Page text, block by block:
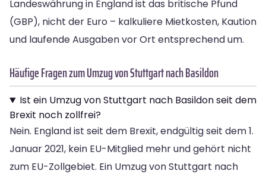
Landeswährung in England ist das britische Pfund
(GBP), nicht der Euro – kalkuliere Mietkosten, Kaution
und laufende Ausgaben vor Ort entsprechend um.
Häufige Fragen zum Umzug von Stuttgart nach Basildon
Ist ein Umzug von Stuttgart nach Basildon seit dem
Brexit noch zollfrei?
Nein. England ist seit dem Brexit, endgültig seit dem 1.
Januar 2021, kein EU-Mitglied mehr und gehört nicht
zum EU-Zollgebiet. Ein Umzug von Stuttgart nach